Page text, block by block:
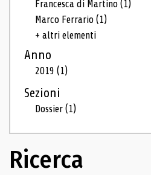
Francesca di Martino(1)
Marco Ferrario(1)
+ altri elementi
Anno
2019(1)
Sezioni
Dossier(1)
Ricerca